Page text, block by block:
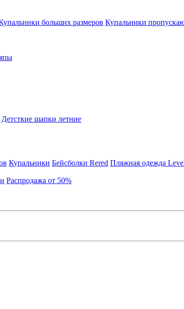
больших размеров Купальники
Детсткие шапки летние
Купальники Бейсболки Rered Пляжная одежда
Распродажа от 50%